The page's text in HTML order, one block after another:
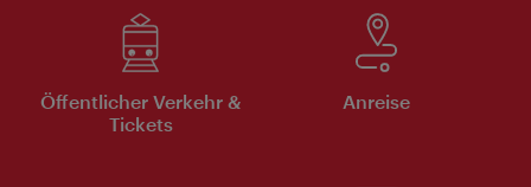
Öffentlicher Verkehr &
Tickets
Anreise